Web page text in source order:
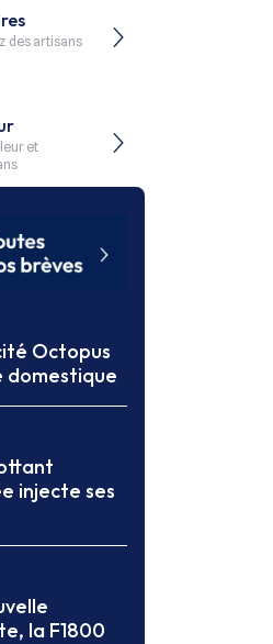
des artisans
et
Octopus
domestique
injecte ses
la F1800